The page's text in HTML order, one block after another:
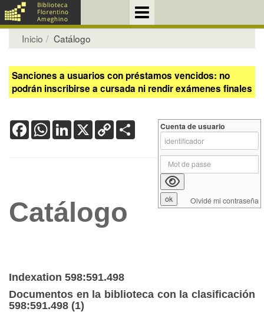
Inicio Catálogo
Sanciones a usuarios con préstamos vencidos: no
podrán inscribirse a cursada ni rendir exámenes finales
FacebookWhatsApp
LinkedIn
X Copy
Link
Catálogo
Indexation 598:591.498
Documentos en la biblioteca con la clasificación
598:591.498 (1)
Cuenta de usuario
Olvidé mi contraseña